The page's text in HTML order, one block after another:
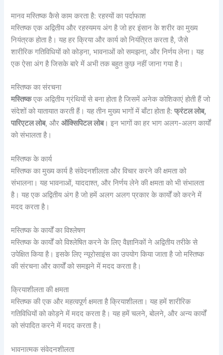
मानव मस्तिष्क कैसे काम करता है: रहस्यों का पर्दाफाश
मस्तिष्क एक अद्वितीय और रहस्यमय अंग है जो हर इंसान के शरीर का मुख्य
नियंत्रक होता है। यह हर क्रिया और कार्य को नियंत्रित करता है, जैसे
शारीरिक गतिविधियों को कोड़ना, भावनाओं को समझना, और निर्णय लेना। यह
एक ऐसा अंग है जिसके बारे में अभी तक बहुत कुछ नहीं जाना गया है।
मस्तिष्क का संरचना
मस्तिष्कएक अद्वितीय ग्रंथियों से बना होता है जिसमें अनेक कोशिकाएं होती हैं जो
संदेशों को यातायात करती हैं। यह तीन मुख्य भागों में बाँटा होता है:फ्रंटल लोब,
पारिएटल लोब, औरऑक्सिपिटल लोब। इन भागों का हर भाग अलग-अलग कार्यों
को संभालता है।
मस्तिष्क के कार्य
मस्तिष्क का मुख्य कार्य है संवेदनशीलता और विचार करने की क्षमता को
संभालना। यह भावनाओं, याददाश्त, और निर्णय लेने की क्षमता को भी संभालता
है। यह एक अद्वितीय अंग है जो हमें अलग अलग प्रकार के कार्यों को करने में
मदद करता है।
मस्तिष्क के कार्यों का विश्लेषण
मस्तिष्क के कार्यों को विश्लेषित करने के लिए वैज्ञानिकों ने अद्वितीय तरीके से
उपेक्षित किया है। इसके लिए न्यूरोसाइंस का उपयोग किया जाता है जो मस्तिष्क
की संरचना और कार्यों को समझने में मदद करता है।
क्रियाशीलता की क्षमता
मस्तिष्क की एक और महत्वपूर्ण क्षमता है क्रियाशीलता। यह हमें शारीरिक
गतिविधियों को कोड़ने में मदद करता है। यह हमें चलने, बोलने, और अन्य कार्यों
को संपादित करने में मदद करता है।
भावनात्मक संवेदनशीलता